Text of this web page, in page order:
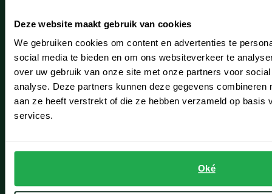
Deze website maakt gebruik van cookies
We gebruiken cookies om content en advertenties te
social media te bieden en om ons websiteverkeer te
over uw gebruik van onze site met onze partners voor
analyse. Deze partners kunnen deze gegevens combineren
aan ze heeft verstrekt of die ze hebben verzameld op basis
services.
Oké
Leiderdorp
Noordwijk
Openingstijden winkels
Schulte Herenmode